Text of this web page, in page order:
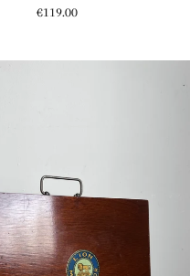
Prix
€119.00